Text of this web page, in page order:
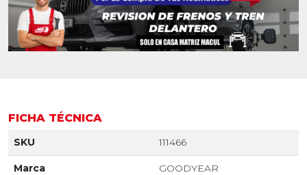
FICHA TÉCNICA
SKU 111466
Marca GOODYEAR